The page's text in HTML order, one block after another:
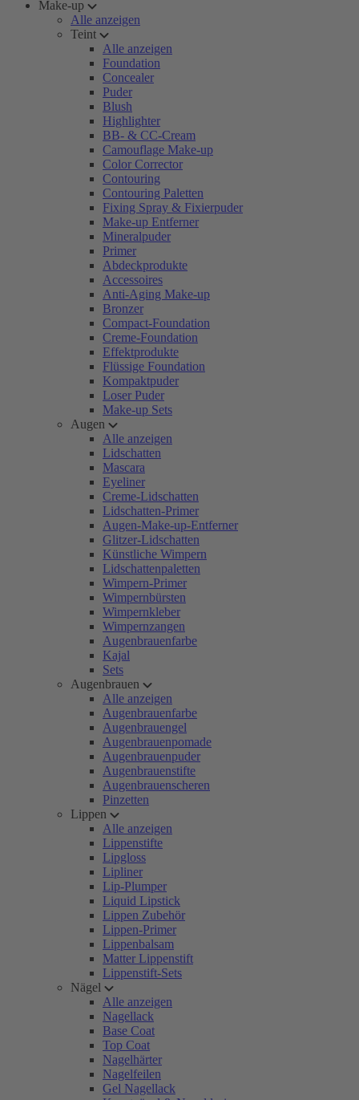
Make-up
Alle anzeigen
Teint
Alle anzeigen
Foundation
Concealer
Puder
Blush
Highlighter
BB- & CC-Cream
Camouflage Make-up
Color Corrector
Contouring
Contouring Paletten
Fixing Spray & Fixierpuder
Make-up Entferner
Mineralpuder
Primer
Abdeckprodukte
Accessoires
Anti-Aging Make-up
Bronzer
Compact-Foundation
Creme-Foundation
Effektprodukte
Flüssige Foundation
Kompaktpuder
Loser Puder
Make-up Sets
Augen
Alle anzeigen
Lidschatten
Mascara
Eyeliner
Creme-Lidschatten
Lidschatten-Primer
Augen-Make-up-Entferner
Glitzer-Lidschatten
Künstliche Wimpern
Lidschattenpaletten
Wimpern-Primer
Wimpernbürsten
Wimpernkleber
Wimpernzangen
Augenbrauenfarbe
Kajal
Sets
Augenbrauen
Alle anzeigen
Augenbrauenfarbe
Augenbrauengel
Augenbrauenpomade
Augenbrauenpuder
Augenbrauenstifte
Augenbrauenscheren
Pinzetten
Lippen
Alle anzeigen
Lippenstifte
Lipgloss
Lipliner
Lip-Plumper
Liquid Lipstick
Lippen Zubehör
Lippen-Primer
Lippenbalsam
Matter Lippenstift
Lippenstift-Sets
Nägel
Alle anzeigen
Nagellack
Base Coat
Top Coat
Nagelhärter
Nagelfeilen
Gel Nagellack